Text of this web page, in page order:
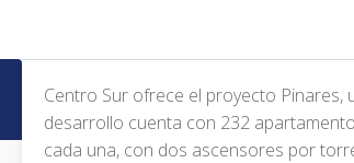
Centro Sur ofrece el proyecto Pinares,
desarrollo cuenta con 232
cada una, con dos ascensores por